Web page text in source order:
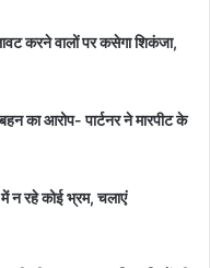
करने वालों पर कसेगा शिकंजा,
का आरोप- पार्टनर ने मारपीट के
न रहे कोई भ्रम, चलाएं